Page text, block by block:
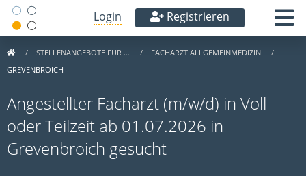
Login Registrieren
STELLENANGEBOTE FÜR …
FACHARZT ALLGEMEINMEDIZIN
GREVENBROICH
Angestellter Facharzt (m/w/d) in Voll-
oder Teilzeit ab 01.07.2026 in
Grevenbroich gesucht